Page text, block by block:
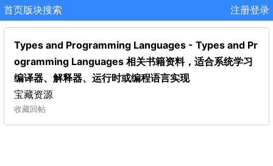
首页版块搜索 注册登录
Types and Programming Languages - Types and Pr
ogramming Languages 相关书籍资料，适合系统学习
编译器、解释器、运行时或编程语言实现
宝藏资源
收藏回帖